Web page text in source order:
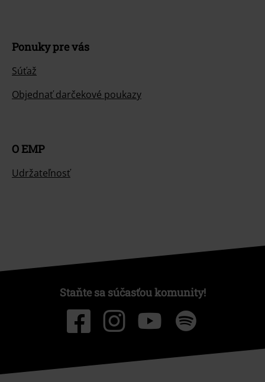
Ponuky pre vás
Súťaž
Objednať darčekové poukazy
O EMP
Udržateľnosť
Staňte sa súčasťou komunity!